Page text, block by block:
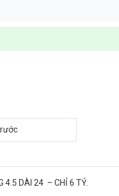
4.5 DÀI 24 – CHỈ 6 TỶ.